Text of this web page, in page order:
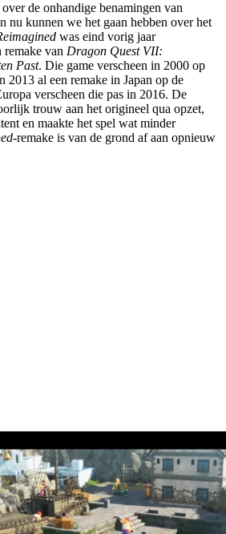
de onhandige benamingen van
nu kunnen we het gaan hebben over het
was eind vorig jaar
remake van Dragon Quest VII:
Past. Die game verscheen in 2000 op
2013 al een remake in Japan op de
verscheen die pas in 2016. De
trouw aan het origineel qua opzet,
en maakte het spel wat minder
-remake is van de grond af aan opnieuw